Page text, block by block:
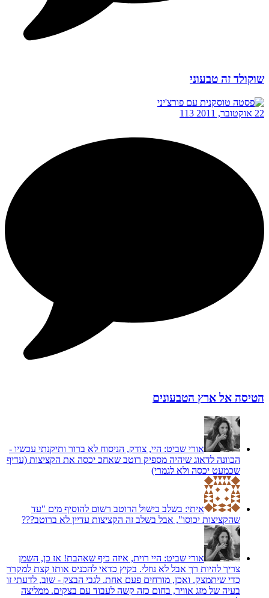
שוקולד זה טבעוני
22 אוקטובר, 2011 113
הטיסה אל ארץ הטבעונים
אורי שביט: היי, צודק, הניסוח לא ברור ותיקנתי עכשיו -
הכוונה לדאוג שיהיה מספיק רוטב שאחכ יכסה את הקציצות (עדיף
שכמעט יכסה ולא לגמרי)
איתי: בשלב בישול הרוטב רשום להוסיף מים "עד
שהקציצות יכוסו", אבל בשלב זה הקציצות עדיין לא ברוטב???
אורי שביט: היי רוית, איזה כיף שאהבת! אז כן, השמן
צריך להיות רך אבל לא נוזלי. בקיץ כדאי להכניס אותו קצת למקרר
כדי שיתמצק. ואכן, מורחים פעם אחת. לגבי הבצק - שוב, לדעתי זו
בעיה של מזג אוויר, בחום כזה קשה לעבוד עם בצקים. ממליצה